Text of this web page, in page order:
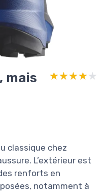
mais
★★★★★
★★★★★
classique chez
L’extérieur est
renforts en
notamment à